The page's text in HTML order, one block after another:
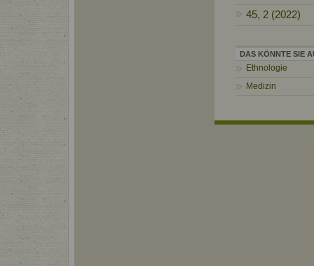
45, 2 (2022)
DAS KÖNNTE SIE
Ethnologie
Medizin